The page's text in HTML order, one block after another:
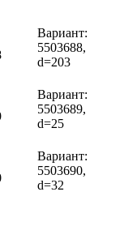
Вариант:
5503688,
d=203
Вариант:
5503689,
d=25
Вариант:
5503690,
d=32